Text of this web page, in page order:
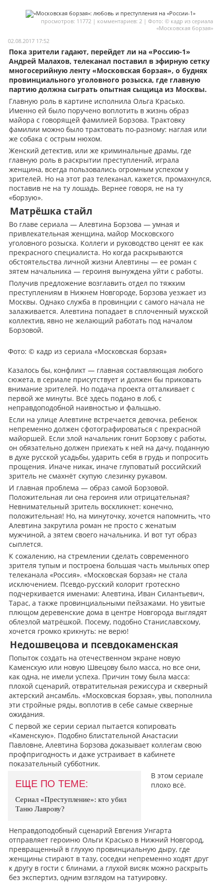
Мои материалы
Моя личная афиша
Перечитать
просмотров: 11772 | комментариев: 2 | Фото: © кадр из сериала
«Московская борзая»
02.08.2017 17:52
Пока зрители гадают, перейдет ли на «Россию-1»
Андрей Малахов, телеканал поставил в эфирную сетку
многосерийную ленту «Московская борзая», о буднях
провинциального уголовного розыска, где главную
партию должна сыграть опытная сыщица из Москвы.
Главную роль в картине исполнила Ольга Красько.
Именно ей было поручено воплотить в жизнь образ
майора с говорящей фамилией Борзова. Трактовку
фамилии можно было трактовать по-разному: наглая или
же собака с острым нюхом.
Женский детектив, или же криминальные драмы, где
главную роль в раскрытии преступлений, играла
женщина, всегда пользовались огромным успехом у
зрителей. Но на этот раз телеканал, кажется, промахнулся,
поставив не на ту лошадь. Вернее говоря, не на ту
«борзую».
Матрёшка стайл
Во главе сериала — Алевтина Борзова — умная и
привлекательная женщина, майор Московского
уголовного розыска. Коллеги и руководство ценят ее как
прекрасного специалиста. Но когда раскрываются
обстоятельства личной жизни Алевтины — ее роман с
зятем начальника — героиня вынуждена уйти с работы.
Получив предложение возглавить отдел по тяжким
преступлениям в Нижнем Новгороде, Борзова уезжает из
Москвы. Однако служба в провинции с самого начала не
залаживается. Алевтина попадает в сплоченный мужской
коллектив, явно не желающий работать под началом
Борзовой.
Фото: © кадр из сериала «Московская борзая»
Казалось бы, конфликт — главная составляющая любого
сюжета, в сериале присутствует и должен бы приковать
внимание зрителей. Но подача проекта отталкивает с
первой же минуты. Всё здесь подано в лоб, с
неправдоподобной наивностью и фальшью.
Если на улице Алевтине встречается девочка, ребенок
непременно должен сфотографироваться с прекрасной
майоршей. Если злой начальник гонит Борзову с работы,
он обязательно должен приехать к ней на дачу, поданную
в духе русской усадьбы, ударить себя в грудь и попросить
прощения. Иначе никак, иначе глуповатый российский
зритель не смахнёт скупую слезинку рукавом.
И главная проблема — образ самой Борзовой.
Положительная ли она героиня или отрицательная?
Невнимательный зритель воскликнет: конечно,
положительная! Но, на минуточку, хочется напомнить, что
Алевтина закрутила роман не просто с женатым
мужчиной, а зятем своего начальника. И вот тут образ
сыплется.
К сожалению, на стремлении сделать современного
зрителя тупым и построена большая часть мыльных опер
телеканала «Россия». «Московская борзая» не стала
исключением. Псевдо-русский колорит гротескно
подчеркивается именами: Алевтина, Иван Силантьевич,
Тарас, а также провинциальными пейзажами. Но увитые
плющом деревенские дома в центре Новгорода выглядят
облезлой матрёшкой. Посему, подобно Станиславскому,
хочется громко крикнуть: не верю!
Недошвецова и псевдокаменская
Попыток создать на отечественном экране новую
Каменскую или новую Швецову было масса, но все они,
как одна, не имели успеха. Причин тому была масса:
плохой сценарий, отвратительная режиссура и скверный
актерский ансамбль. «Московская борзая», увы, пополнила
эти стройные ряды, воплотив в себе самые скверные
ожидания.
С первой же серии сериал пытается копировать
«Каменскую». Подобно блистательной Анастасии
Павловне, Алевтина Борзова доказывает коллегам свою
профпригодность и даже устраивает в кабинете
показательный субботник.
ЕЩЕ ПО ТЕМЕ:
Сериал «Преступление»: кто убил
Таню Лаврову?
В этом сериале
плохо всё.
Неправдоподобный сценарий Евгения Унгарта
отправляет героиню Ольги Красько в Нижний Новгород,
превращенный в глухую провинциальную дыру, где
женщины стирают в тазу, соседки непременно ходят друг
к другу в гости с блинами, а глухой висяк можно раскрыть
без экспертиз, одним взглядом на татуировку.